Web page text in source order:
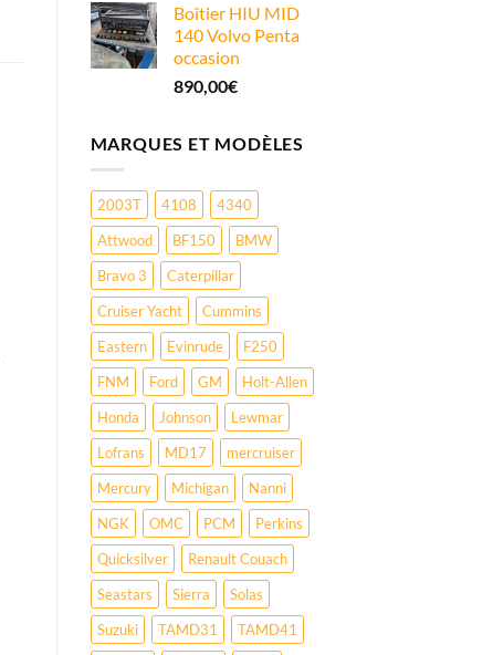
Boîtier HIU MID
140 Volvo Penta
occasion
890,00€
MARQUES ET MODÈLES
2003T 4108
4340
Attwood
BF150
BMW
Bravo 3
Caterpillar
Cruiser Yacht
Cummins
Eastern
Evinrude
F250
FNM
Ford GM
Holt-Allen
Honda
Johnson
Lewmar
Lofrans
MD17
mercruiser
Mercury
Michigan
Nanni
NGK
OMC PCM
Perkins
Quicksilver
Renault Couach
Seastars
Sierra
Solas
Suzuki
TAMD31
TAMD41